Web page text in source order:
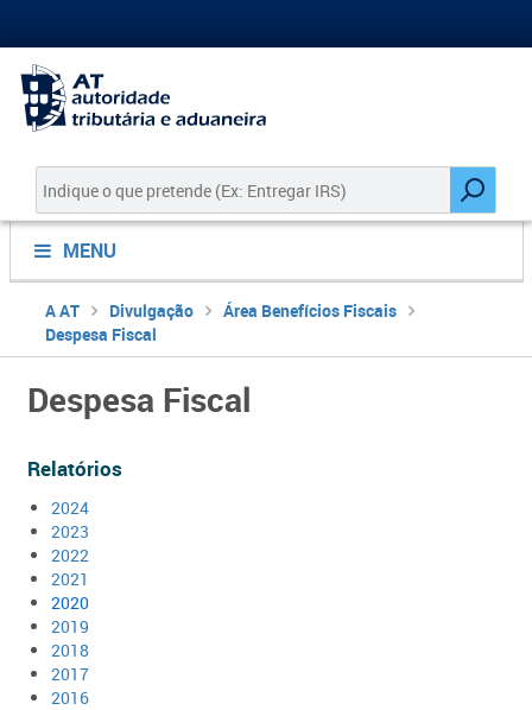
MENU
A AT Divulgação
Área Benefícios Fiscais
Despesa Fiscal
Despesa Fiscal
​Relatórios
2024​
2023
2022​
2021​
2020​
2019​
2018
2017
2016